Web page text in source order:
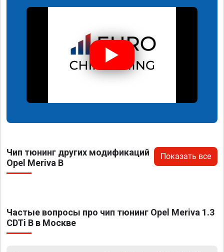
Чип тюнинг других модификаций
Opel Meriva B
Показать все
Частые вопросы про чип тюнинг Opel Meriva 1.3
CDTi B в Москве